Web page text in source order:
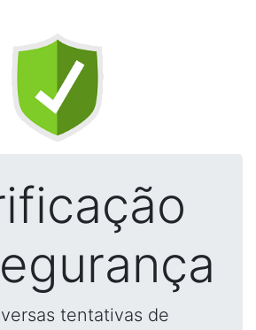
tentativas de